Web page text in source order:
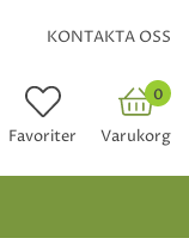
KONTAKTA OSS
Favoriter
0
Varukorg